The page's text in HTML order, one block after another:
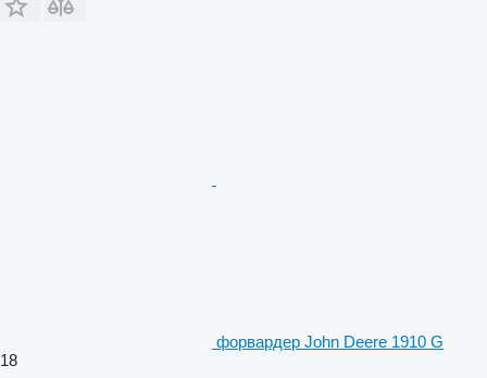
форвардер John Deere 1910 G
18